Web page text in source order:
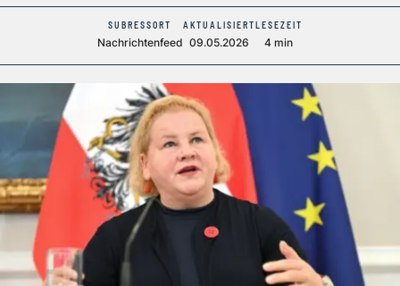
SUBRESSORT
Nachrichtenfeed
AKTUALISIERT
09.05.2026
LESEZEIT
4 min